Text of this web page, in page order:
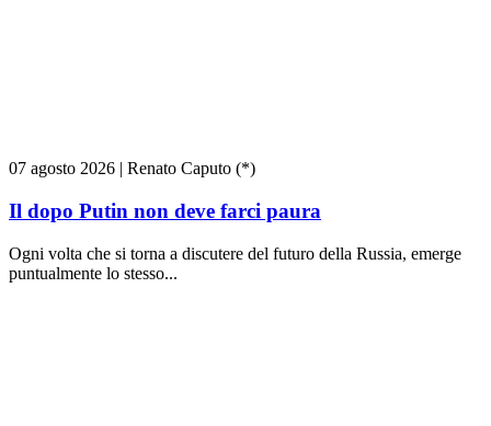
07 agosto 2026 | Renato Caputo (*)
Il dopo Putin non deve farci paura
Ogni volta che si torna a discutere del futuro della Russia, emerge
puntualmente lo stesso...